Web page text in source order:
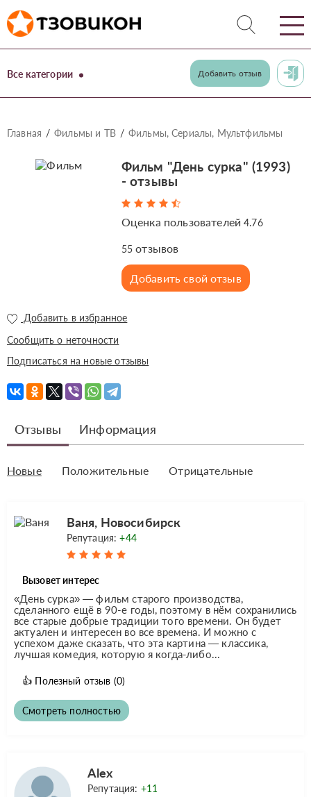
Все категории Добавить отзыв
Главная Фильмы и ТВ Фильмы, Сериалы, Мультфильмы
Фильм "День сурка" (1993)
- отзывы
Оценка пользователей4.76
55 отзывов
Добавить свой отзыв
Добавить в избранное
Сообщить о неточности
Подписаться на новые отзывы
Отзывы Информация
Новые Положительные Отрицательные
Ваня, Новосибирск
Репутация:+44
Вызовет интерес
«День сурка» — фильм старого производства,
сделанного ещё в 90-е годы, поэтому в нём сохранились
все старые добрые традиции того времени. Он будет
актуален и интересен во все времена. И можно с
успехом даже сказать, что эта картина — классика,
лучшая комедия, которую я когда-либо...
👍 Полезный отзыв (0)
Смотреть полностью
Alex
Репутация: +11